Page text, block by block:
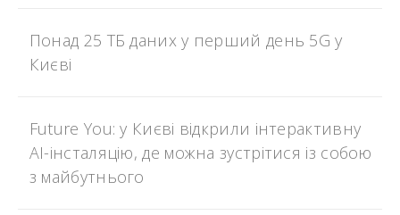
Понад 25 ТБ даних у перший день 5G у
Києві
Future You: у Києві відкрили інтерактивну
AI-інсталяцію, де можна зустрітися із собою
з майбутнього